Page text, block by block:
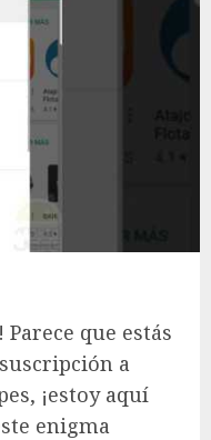
que estás
a
¡estoy aquí
enigma